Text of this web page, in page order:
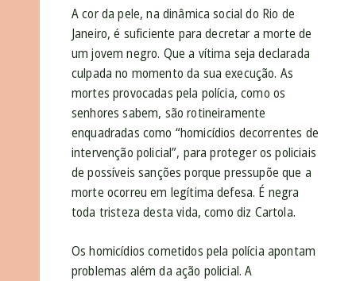
A cor da pele, na dinâmica social do Rio de
Janeiro, é suficiente para decretar a morte de
um jovem negro. Que a vítima seja declarada
culpada no momento da sua execução. As
mortes provocadas pela polícia, como os
senhores sabem, são rotineiramente
enquadradas como “homicídios decorrentes de
intervenção policial”, para proteger os policiais
de possíveis sanções porque pressupõe que a
morte ocorreu em legítima defesa. É negra
toda tristeza desta vida, como diz Cartola.
Os homicídios cometidos pela polícia apontam
problemas além da ação policial. A